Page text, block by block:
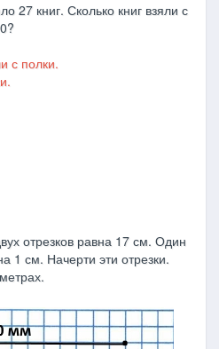
27 книг. Сколько книг взяли с
с полки.
отрезков равна 17 см. Один
1 см. Начерти эти отрезки.